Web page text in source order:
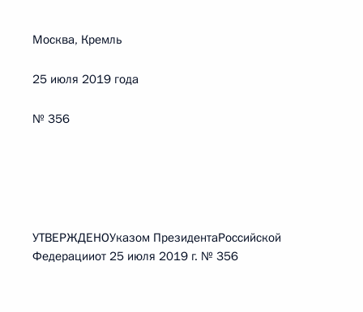
Москва, Кремль
25 июля 2019 года
№ 356
УТВЕРЖДЕНОУказом ПрезидентаРоссийской
Федерацииот 25 июля 2019 г. № 356